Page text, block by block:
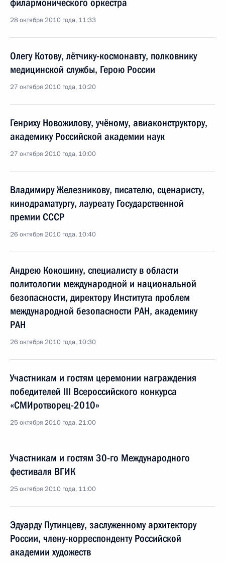
филармонического оркестра
28 октября 2010 года, 11:33
Олегу Котову, лётчику-космонавту, полковнику
медицинской службы, Герою России
27 октября 2010 года, 10:20
Генриху Новожилову, учёному, авиаконструктору,
академику Российской академии наук
27 октября 2010 года, 10:00
Владимиру Железникову, писателю, сценаристу,
кинодраматургу, лауреату Государственной
премии СССР
26 октября 2010 года, 10:40
Андрею Кокошину, специалисту в области
политологии международной и национальной
безопасности, директору Института проблем
международной безопасности РАН, академику
РАН
26 октября 2010 года, 10:30
Участникам и гостям церемонии награждения
победителей III Всероссийского конкурса
«СМИротворец-2010»
25 октября 2010 года, 21:00
Участникам и гостям 30-го Международного
фестиваля ВГИК
25 октября 2010 года, 11:00
Эдуарду Путинцеву, заслуженному архитектору
России, члену-корреспонденту Российской
академии художеств